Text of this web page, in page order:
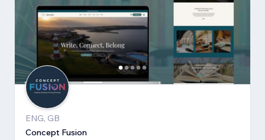
ENG, GB
Concept Fusion